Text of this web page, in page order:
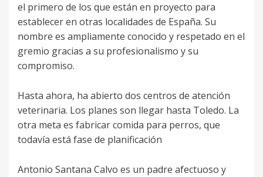
el primero de los que están en proyecto para
establecer en otras localidades de España. Su
nombre es ampliamente conocido y respetado en el
gremio gracias a su profesionalismo y su
compromiso.
Hasta ahora, ha abierto dos centros de atención
veterinaria. Los planes son llegar hasta Toledo. La
otra meta es fabricar comida para perros, que
todavía está fase de planificación
Antonio Santana Calvo es un padre afectuoso y